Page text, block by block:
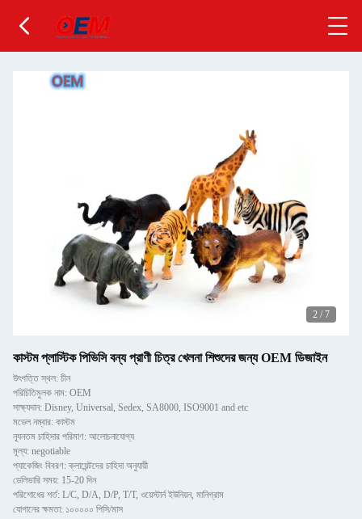
2 / 7
কাস্টম প্লাস্টিক পিভিসি বন্য প্রাণী চিত্র খেলনা শিশুদের জন্য OEM ডিজাইন
উৎপত্তি স্থল: চীন
পরিচিতিমুলক নাম: OEM
সাক্ষ্যদান: Disney, Universal, Sedex, SA8000, ISO9001 and etc
মডেল নম্বার: কাস্টম
ন্যূনতম চাহিদার পরিমাণ: আলোচনাযোগ্য
মূল্য: negotiable
প্যাকেজিং বিবরণ: ক্লায়েন্টদের চাহিদা অনুযায়ী
ডেলিভারি সময়: 15-20 দিন
পরিশোধের শর্ত: L/C, D/A, D/P, T/T, ওয়েস্টার্ন ইউনিয়ন, মানিগ্রাম
যোগানের ক্ষমতা: ১০০০০০ পিসি/মাস